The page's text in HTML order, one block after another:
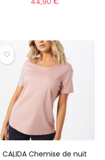
CALIDA Chemise de nuit